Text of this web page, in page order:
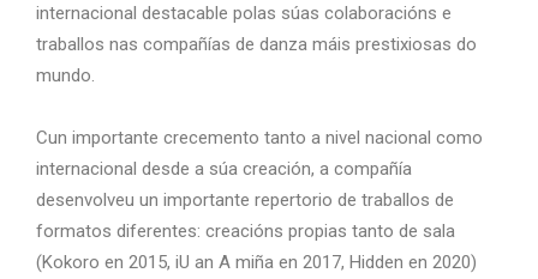
internacional destacable polas súas colaboracións e
traballos nas compañías de danza máis prestixiosas do
mundo.
Cun importante crecemento tanto a nivel nacional como
internacional desde a súa creación, a compañía
desenvolveu un importante repertorio de traballos de
formatos diferentes: creacións propias tanto de sala
(Kokoro en 2015, iU an A miña en 2017, Hidden en 2020)